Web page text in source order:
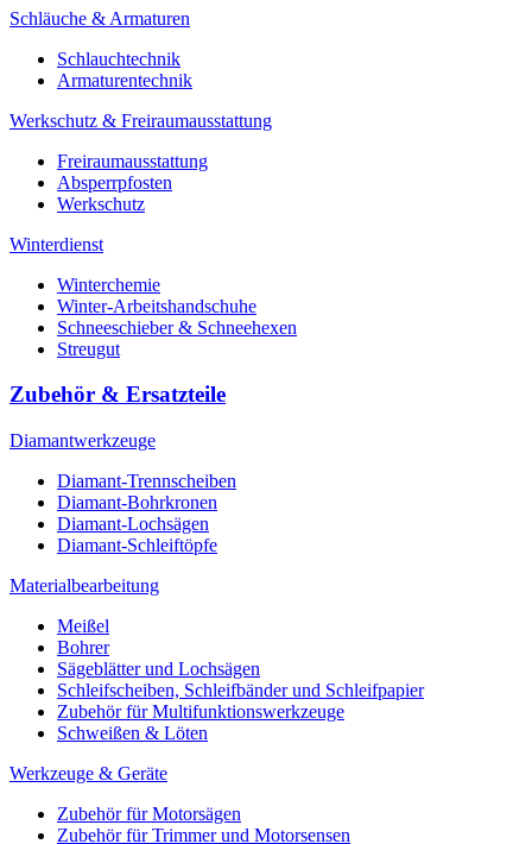
Schläuche & Armaturen
Schlauchtechnik
Armaturentechnik
Werkschutz & Freiraumausstattung
Freiraumausstattung
Absperrpfosten
Werkschutz
Winterdienst
Winterchemie
Winter-Arbeitshandschuhe
Schneeschieber & Schneehexen
Streugut
Zubehör & Ersatzteile
Diamantwerkzeuge
Diamant-Trennscheiben
Diamant-Bohrkronen
Diamant-Lochsägen
Diamant-Schleiftöpfe
Materialbearbeitung
Meißel
Bohrer
Sägeblätter und Lochsägen
Schleifscheiben, Schleifbänder und Schleifpapier
Zubehör für Multifunktionswerkzeuge
Schweißen & Löten
Werkzeuge & Geräte
Zubehör für Motorsägen
Zubehör für Trimmer und Motorsensen